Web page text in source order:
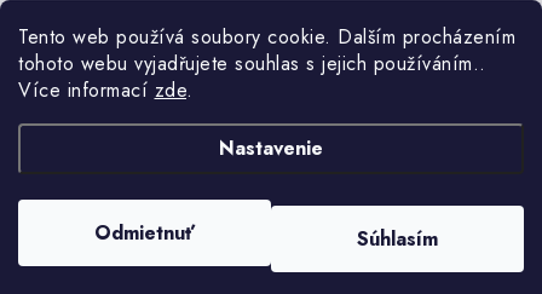
Tento web používá soubory cookie. Dalším procházením
tohoto webu vyjadřujete souhlas s jejich používáním..
Více informací zde.
Nastavenie
Odmietnuť Súhlasím
Pomoc a informace
Doprava a platba
O Gamebrandu
Spolupráce
Vytvoril Shoptet
Copyright 2026Gamebrand.cz . Všetky práva vyhradené.